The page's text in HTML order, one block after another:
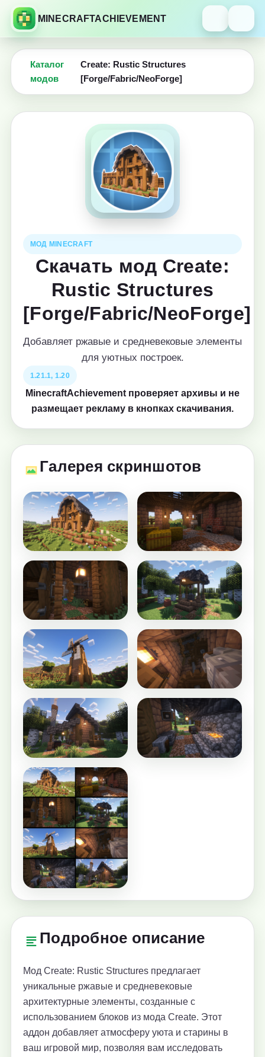
MINECRAFTACHIEVEMENT
Каталог
модов
Create: Rustic Structures
[Forge/Fabric/NeoForge]
МОД MINECRAFT
Скачать мод Create:
Rustic Structures
[Forge/Fabric/NeoForge]
Добавляет ржавые и средневековые элементы
для уютных построек.
1.21.1, 1.20
MinecraftAchievement проверяет архивы и не
размещает рекламу в кнопках скачивания.
Галерея скриншотов
Подробное описание
Мод Create: Rustic Structures предлагает
уникальные ржавые и средневековые
архитектурные элементы, созданные с
использованием блоков из мода Create. Этот
аддон добавляет атмосферу уюта и старины в
ваш игровой мир, позволяя вам исследовать